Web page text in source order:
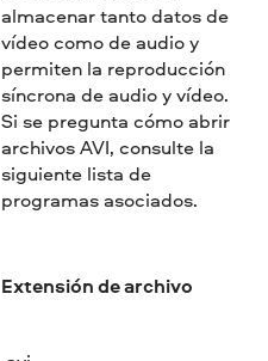
almacenar tanto datos de
vídeo como de audio y
permiten la reproducción
síncrona de audio y vídeo.
Si se pregunta cómo abrir
archivos AVI, consulte la
siguiente lista de
programas asociados.
Extensión de archivo